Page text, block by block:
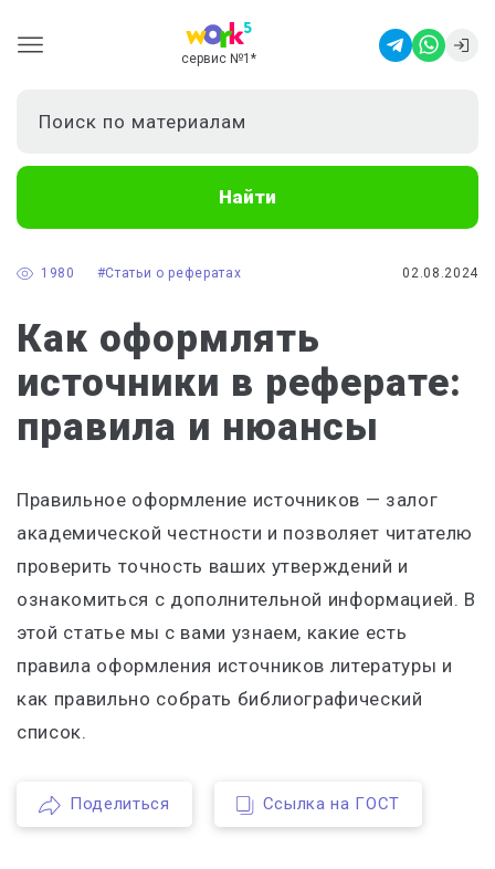
сервис №1 *
Найти
02.08.2024
#Статьи о рефератах
1980
Как оформлять
источники в реферате:
правила и нюансы
Правильное оформление источников — залог
академической честности и позволяет читателю
проверить точность ваших утверждений и
ознакомиться с дополнительной информацией. В
этой статье мы с вами узнаем, какие есть
правила оформления источников литературы и
как правильно собрать библиографический
список.
Поделиться Ссылка на ГОСТ